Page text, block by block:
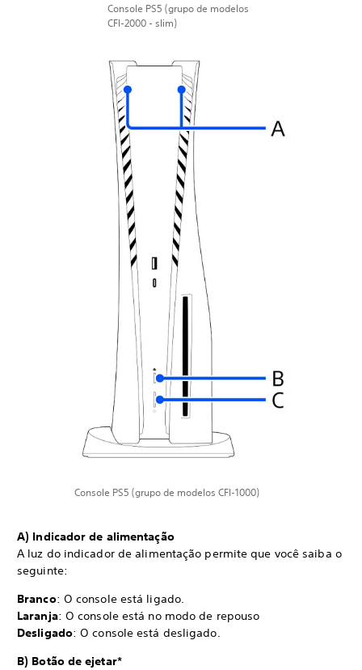
Console PS5 (grupo de modelos
CFI-2000 - slim)
Console PS5 (grupo de modelos CFI-1000)
A) Indicador de alimentação
A luz do indicador de alimentação permite que você saiba o
seguinte:
Branco: O console está ligado.
Laranja: O console está no modo de repouso
Desligado: O console está desligado.
B) Botão de ejetar*